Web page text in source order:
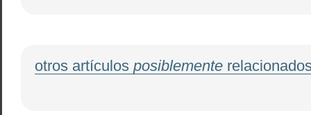
otros artículos posiblemente